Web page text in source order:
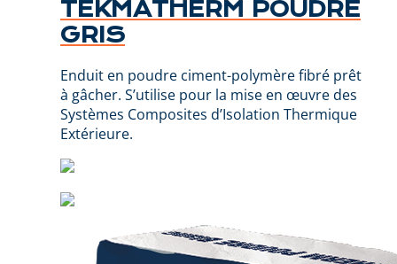
TEKMATHERM POUDRE
GRIS
Enduit en poudre ciment-polymère fibré prêt
à gâcher. S’utilise pour la mise en œuvre des
Systèmes Composites d’Isolation Thermique
Extérieure.